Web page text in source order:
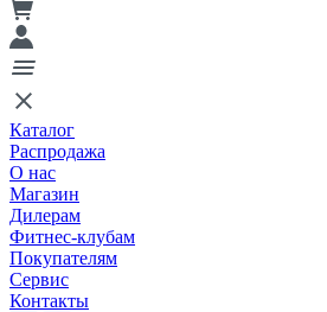
Каталог
Распродажа
О нас
Магазин
Дилерам
Фитнес-клубам
Покупателям
Сервис
Контакты